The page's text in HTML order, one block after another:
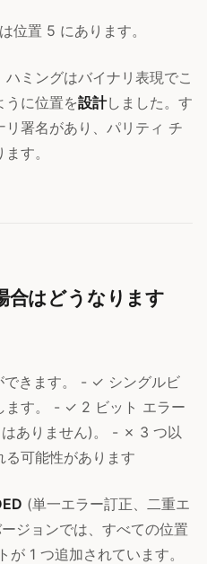
位置 5 にあります。
ミングはバイナリ表現でこ
うに位置を設計しました。す
署名があり、パリティ チ
す。
合はどうなります
きます。 - ✓ シングルビ
ます。 - ✓ 2 ビット エラー
ありません)。 - ✗ 3 つ以
可能性があります
(単一エラー訂正、二重エ
ジョンでは、すべての位置
1 つ追加されています。